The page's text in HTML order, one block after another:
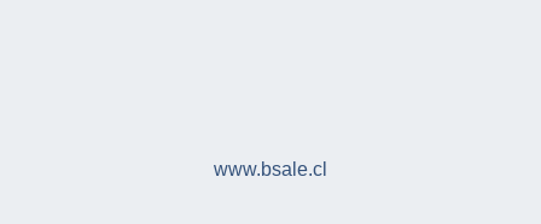
www.bsale.cl